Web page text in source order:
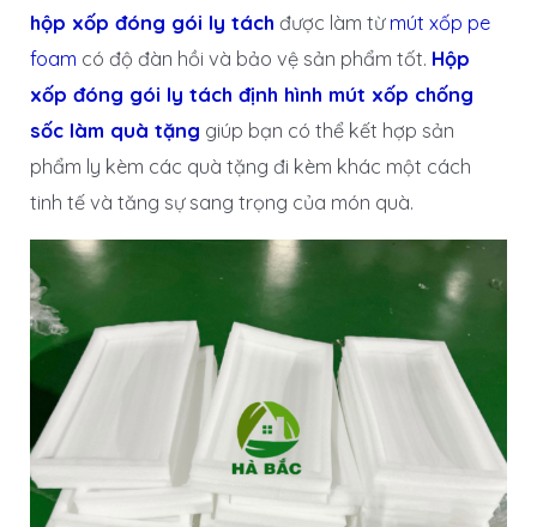
hộp xốp đóng gói ly tách được làm từ mút xốp pe
foam có độ đàn hồi và bảo vệ sản phẩm tốt. Hộp
xốp đóng gói ly tách định hình mút xốp chống
sốc làm quà tặng giúp bạn có thể kết hợp sản
phẩm ly kèm các quà tặng đi kèm khác một cách
tinh tế và tăng sự sang trọng của món quà.